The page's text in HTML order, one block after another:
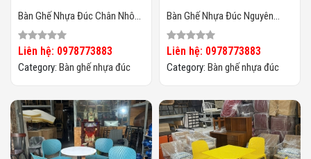
Bàn Ghế Nhựa Đúc Chân Nhôm
HTT06
Liên hệ: 0978773883
Category: Bàn ghế nhựa đúc
Bàn Ghế Nhựa Đúc Nguyên
Khối HTT06
Liên hệ: 0978773883
Category: Bàn ghế nhựa đúc